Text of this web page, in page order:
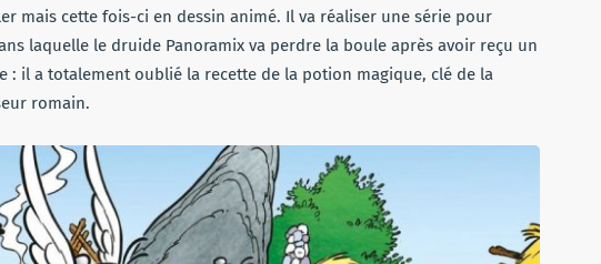
mais cette fois-ci en dessin animé. Il va réaliser une série pour
laquelle le druide Panoramix va perdre la boule après avoir reçu un
: il a totalement oublié la recette de la potion magique, clé de la
romain.